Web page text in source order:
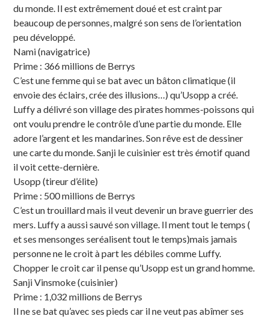
du monde. Il est extrêmement doué et est craint par
beaucoup de personnes, malgré son sens de l’orientation
peu développé.
Nami (navigatrice)
Prime : 366 millions de Berrys
C’est une femme qui se bat avec un bâton climatique (il
envoie des éclairs, crée des illusions…) qu’Usopp a créé.
Luffy a délivré son village des pirates hommes-poissons qui
ont voulu prendre le contrôle d’une partie du monde. Elle
adore l’argent et les mandarines. Son rêve est de dessiner
une carte du monde. Sanji le cuisinier est très émotif quand
il voit cette-dernière.
Usopp (tireur d’élite)
Prime : 500 millions de Berrys
C’est un trouillard mais il veut devenir un brave guerrier des
mers. Luffy a aussi sauvé son village. Il ment tout le temps (
et ses mensonges seréalisent tout le temps)mais jamais
personne ne le croit à part les débiles comme Luffy.
Chopper le croit car il pense qu’Usopp est un grand homme.
Sanji Vinsmoke (cuisinier)
Prime : 1,032 millions de Berrys
Il ne se bat qu’avec ses pieds car il ne veut pas abîmer ses